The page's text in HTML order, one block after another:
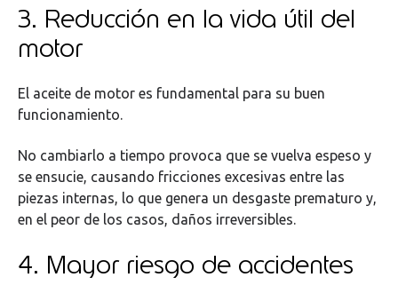
3. Reducción en la vida útil del
motor
El aceite de motor es fundamental para su buen
funcionamiento.
No cambiarlo a tiempo provoca que se vuelva espeso y
se ensucie, causando fricciones excesivas entre las
piezas internas, lo que genera un desgaste prematuro y,
en el peor de los casos, daños irreversibles.
4. Mayor riesgo de accidentes